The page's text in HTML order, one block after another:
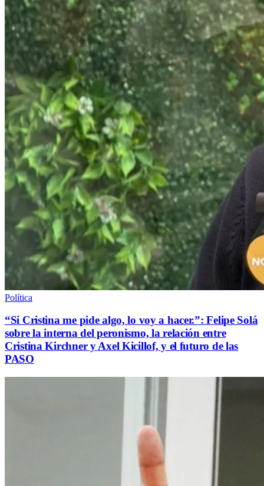
Política
“Si Cristina me pide algo, lo voy a hacer.”: Felipe Solá
sobre la interna del peronismo, la relación entre
Cristina Kirchner y Axel Kicillof, y el futuro de las
PASO